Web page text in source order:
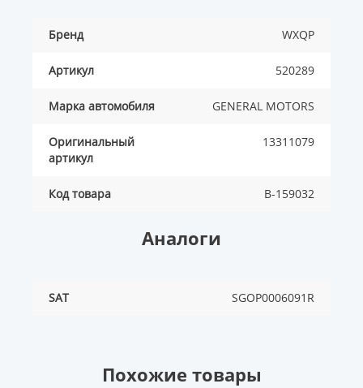
Бренд WXQP
Артикул 520289
Марка автомобиля GENERAL MOTORS
Оригинальный
артикул
13311079
Код товара B-159032
Аналоги
SAT SGOP0006091R
Похожие товары